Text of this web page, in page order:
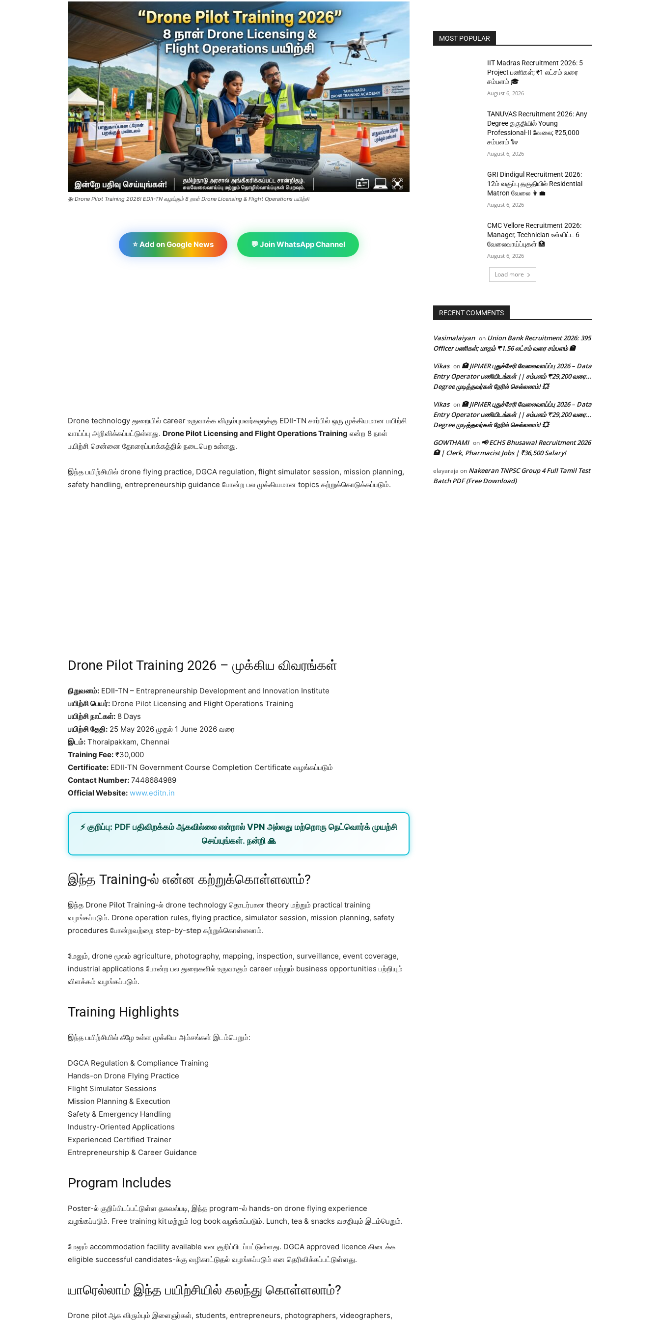
🚁 Drone Pilot Training 2026! EDII-TN வழங்கும் 8 நாள் Drone Licensing & Flight Operations பயிற்சி
⭐ Add on Google News 💬 Join WhatsApp Channel
Drone technology துறையில் career உருவாக்க விரும்புபவர்களுக்கு EDII-TN சார்பில் ஒரு முக்கியமான பயிற்சி
வாய்ப்பு அறிவிக்கப்பட்டுள்ளது. Drone Pilot Licensing and Flight Operations Training என்ற 8 நாள்
பயிற்சி சென்னை தோரைப்பாக்கத்தில் நடைபெற உள்ளது.
இந்த பயிற்சியில் drone flying practice, DGCA regulation, flight simulator session, mission planning,
safety handling, entrepreneurship guidance போன்ற பல முக்கியமான topics கற்றுக்கொடுக்கப்படும்.
Drone Pilot Training 2026 – முக்கிய விவரங்கள்
நிறுவனம்: EDII-TN – Entrepreneurship Development and Innovation Institute
பயிற்சி பெயர்: Drone Pilot Licensing and Flight Operations Training
பயிற்சி நாட்கள்: 8 Days
பயிற்சி தேதி: 25 May 2026 முதல் 1 June 2026 வரை
இடம்: Thoraipakkam, Chennai
Training Fee: ₹30,000
Certificate: EDII-TN Government Course Completion Certificate வழங்கப்படும்
Contact Number: 7448684989
Official Website: www.editn.in
⚡ குறிப்பு: PDF பதிவிறக்கம் ஆகவில்லை என்றால் VPN அல்லது மற்றொரு நெட்வொர்க் முயற்சி
செய்யுங்கள். நன்றி 🙏
இந்த Training-ல் என்ன கற்றுக்கொள்ளலாம்?
இந்த Drone Pilot Training-ல் drone technology தொடர்பான theory மற்றும் practical training
வழங்கப்படும். Drone operation rules, flying practice, simulator session, mission planning, safety
procedures போன்றவற்றை step-by-step கற்றுக்கொள்ளலாம்.
மேலும், drone மூலம் agriculture, photography, mapping, inspection, surveillance, event coverage,
industrial applications போன்ற பல துறைகளில் உருவாகும் career மற்றும் business opportunities பற்றியும்
விளக்கம் வழங்கப்படும்.
Training Highlights
இந்த பயிற்சியில் கீழே உள்ள முக்கிய அம்சங்கள் இடம்பெறும்:
DGCA Regulation & Compliance Training
Hands-on Drone Flying Practice
Flight Simulator Sessions
Mission Planning & Execution
Safety & Emergency Handling
Industry-Oriented Applications
Experienced Certified Trainer
Entrepreneurship & Career Guidance
Program Includes
Poster-ல் குறிப்பிடப்பட்டுள்ள தகவல்படி, இந்த program-ல் hands-on drone flying experience
வழங்கப்படும். Free training kit மற்றும் log book வழங்கப்படும். Lunch, tea & snacks வசதியும் இடம்பெறும்.
மேலும் accommodation facility available என குறிப்பிடப்பட்டுள்ளது. DGCA approved licence கிடைக்க
eligible successful candidates-க்கு வழிகாட்டுதல் வழங்கப்படும் என தெரிவிக்கப்பட்டுள்ளது.
யாரெல்லாம் இந்த பயிற்சியில் கலந்து கொள்ளலாம்?
Drone pilot ஆக விரும்பும் இளைஞர்கள், students, entrepreneurs, photographers, videographers,
MOST POPULAR
IIT Madras Recruitment 2026: 5
Project பணிகள்; ₹1 லட்சம் வரை
சம்பளம் 🎓
August 6, 2026
TANUVAS Recruitment 2026: Any
Degree தகுதியில் Young
Professional-II வேலை; ₹25,000
சம்பளம் 🐑
August 6, 2026
GRI Dindigul Recruitment 2026:
12ம் வகுப்பு தகுதியில் Residential
Matron வேலை 👩‍💼
August 6, 2026
CMC Vellore Recruitment 2026:
Manager, Technician உள்ளிட்ட 6
வேலைவாய்ப்புகள் 🏥
August 6, 2026
Load more
RECENT COMMENTS
Vasimalaiyan on Union Bank Recruitment 2026: 395
Officer பணிகள்; மாதம் ₹1.56 லட்சம் வரை சம்பளம் 🏦
Vikas on🏥 JIPMER புதுச்சேரி வேலைவாய்ப்பு 2026 – Data
Entry Operator பணியிடங்கள் || சம்பளம் ₹29,200 வரை…
Degree முடித்தவர்கள் நேரில் செல்லலாம்! 💥
Vikas on🏥 JIPMER புதுச்சேரி வேலைவாய்ப்பு 2026 – Data
Entry Operator பணியிடங்கள் || சம்பளம் ₹29,200 வரை…
Degree முடித்தவர்கள் நேரில் செல்லலாம்! 💥
GOWTHAMI on 📢 ECHS Bhusawal Recruitment 2026
🏥 | Clerk, Pharmacist Jobs | ₹36,500 Salary!
elayaraja on Nakeeran TNPSC Group 4 Full Tamil Test
Batch PDF (Free Download)